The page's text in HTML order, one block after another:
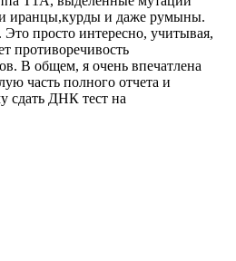
иранцы,курды и даже румыны.
просто интересно, учитывая,
противоречивость
В общем, я очень впечатлена
часть полного отчета и
сдать ДНК тест на